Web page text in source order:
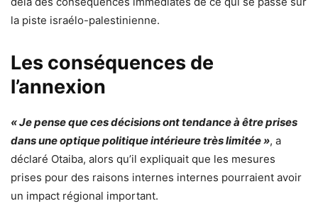
la piste israélo-palestinienne.
Les conséquences de
l’annexion
« Je pense que ces décisions ont tendance à être prises
dans une optique politique intérieure très limitée », a
déclaré Otaiba, alors qu’il expliquait que les mesures
prises pour des raisons internes internes pourraient avoir
un impact régional important.